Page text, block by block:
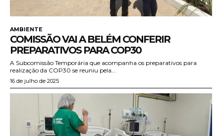
AMBIENTE
COMISSÃO VAI A BELÉM CONFERIR
PREPARATIVOS PARA COP30
A Subcomissão Temporária que acompanha os preparativos para
realização da COP30 se reuniu pela...
16 de julho de 2025